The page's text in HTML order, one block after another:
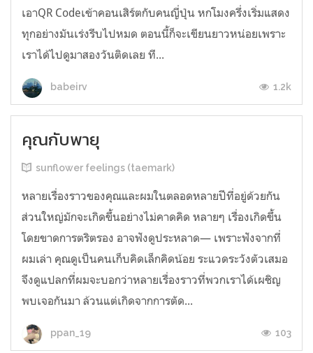
เอาQR Codeเข้าคอนเสิร์ตกับคนญี่ปุ่น หกโมงครึ่งเริ่มแสดง
ทุกอย่างมันเร่งรีบไปหมด ตอนนี้ก็จะเขียนยาวหน่อยเพราะ
เราได้ไปดูมาสองวันติดเลย ที...
babeirv 1.2k
คุณกับพายุ
sunflower feelings (taemark)
หลายเรื่องราวของคุณและผมในตลอดหลายปีที่อยู่ด้วยกัน
ส่วนใหญ่มักจะเกิดขึ้นอย่างไม่คาดคิด หลายๆ เรื่องเกิดขึ้น
โดยขาดการตริตรอง อาจฟังดูประหลาด— เพราะฟังจากที่
ผมเล่า คุณดูเป็นคนเก็บคิดเล็กคิดน้อย ระแวดระวังตัวเสมอ
จึงดูแปลกที่ผมจะบอกว่าหลายเรื่องราวที่พวกเราได้เผชิญ
พบเจอกันมา ล้วนแต่เกิดจากการตัด...
ppan_19 103